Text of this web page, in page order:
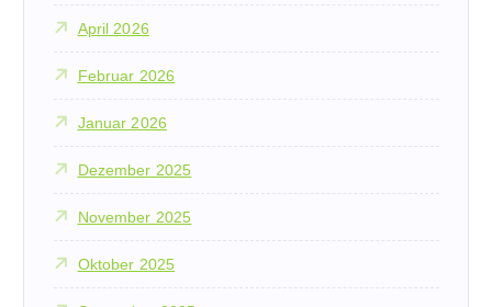
April 2026
Februar 2026
Januar 2026
Dezember 2025
November 2025
Oktober 2025